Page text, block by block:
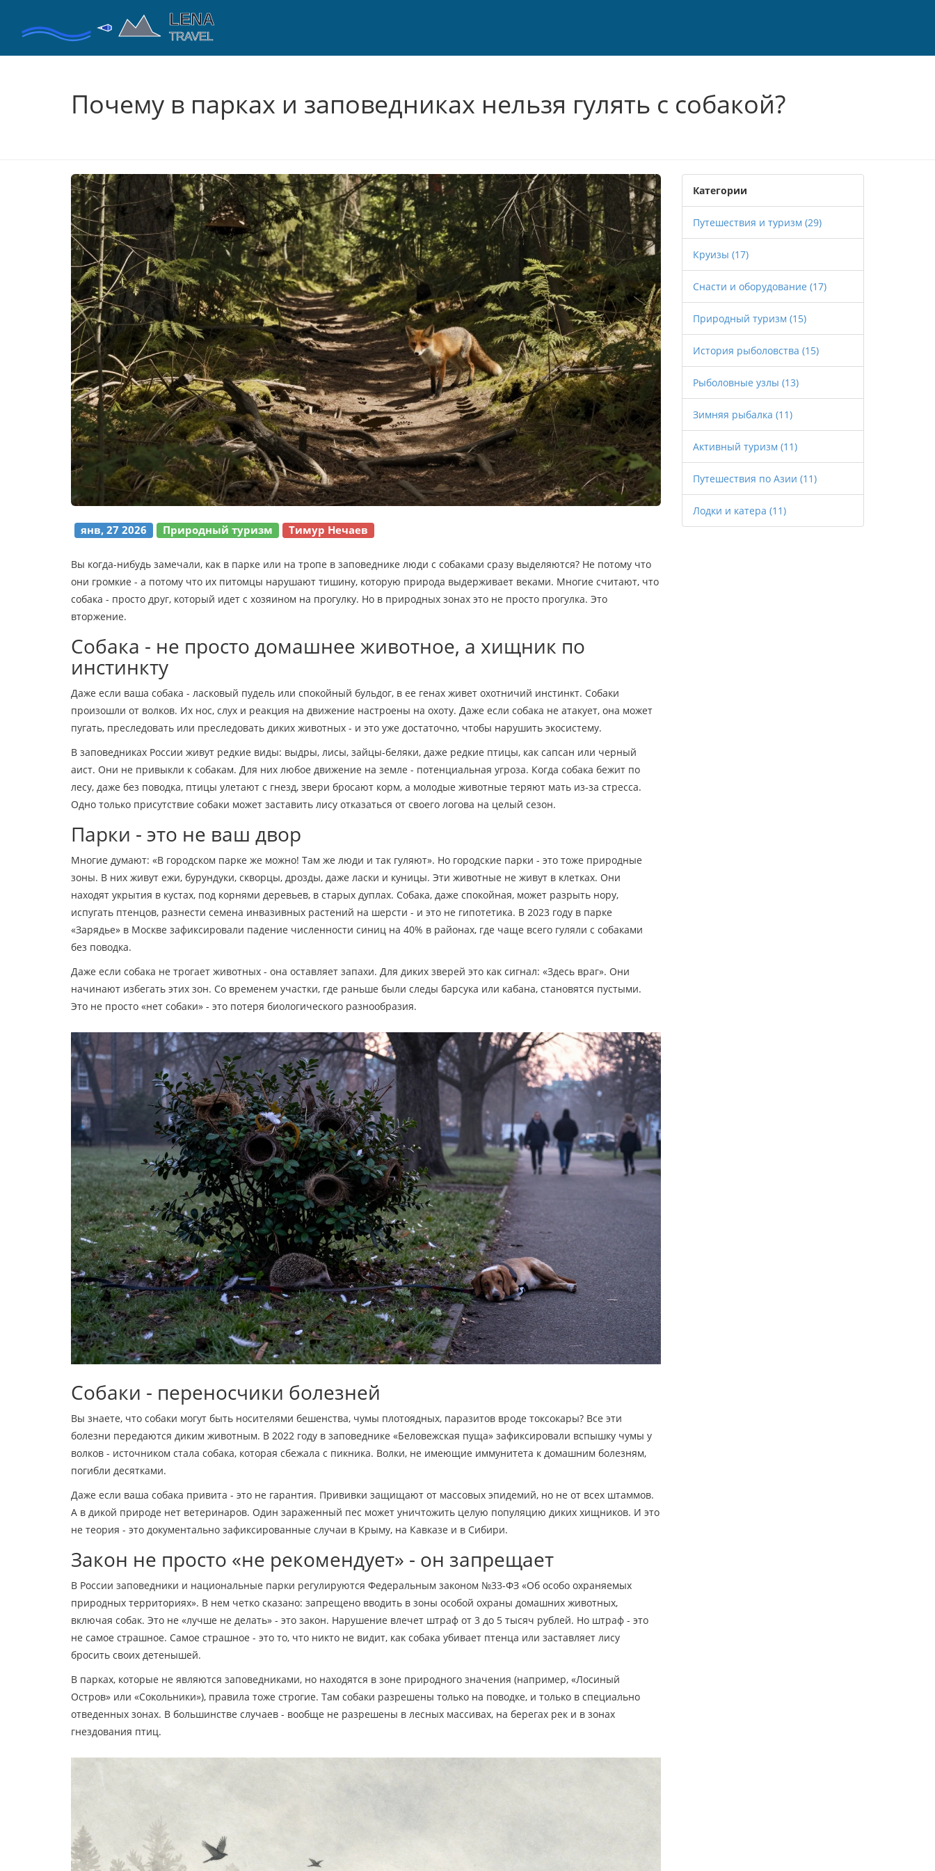
Почему в парках и заповедниках нельзя гулять с собакой?
янв, 27 2026 Природный туризм Тимур Нечаев
Вы когда-нибудь замечали, как в парке или на тропе в заповеднике люди с собаками сразу выделяются? Не потому что
они громкие - а потому что их питомцы нарушают тишину, которую природа выдерживает веками. Многие считают, что
собака - просто друг, который идет с хозяином на прогулку. Но в природных зонах это не просто прогулка. Это
вторжение.
Собака - не просто домашнее животное, а хищник по
инстинкту
Даже если ваша собака - ласковый пудель или спокойный бульдог, в ее генах живет охотничий инстинкт. Собаки
произошли от волков. Их нос, слух и реакция на движение настроены на охоту. Даже если собака не атакует, она может
пугать, преследовать или преследовать диких животных - и это уже достаточно, чтобы нарушить экосистему.
В заповедниках России живут редкие виды: выдры, лисы, зайцы-беляки, даже редкие птицы, как сапсан или черный
аист. Они не привыкли к собакам. Для них любое движение на земле - потенциальная угроза. Когда собака бежит по
лесу, даже без поводка, птицы улетают с гнезд, звери бросают корм, а молодые животные теряют мать из-за стресса.
Одно только присутствие собаки может заставить лису отказаться от своего логова на целый сезон.
Парки - это не ваш двор
Многие думают: «В городском парке же можно! Там же люди и так гуляют». Но городские парки - это тоже природные
зоны. В них живут ежи, бурундуки, скворцы, дрозды, даже ласки и куницы. Эти животные не живут в клетках. Они
находят укрытия в кустах, под корнями деревьев, в старых дуплах. Собака, даже спокойная, может разрыть нору,
испугать птенцов, разнести семена инвазивных растений на шерсти - и это не гипотетика. В 2023 году в парке
«Зарядье» в Москве зафиксировали падение численности синиц на 40% в районах, где чаще всего гуляли с собаками
без поводка.
Даже если собака не трогает животных - она оставляет запахи. Для диких зверей это как сигнал: «Здесь враг». Они
начинают избегать этих зон. Со временем участки, где раньше были следы барсука или кабана, становятся пустыми.
Это не просто «нет собаки» - это потеря биологического разнообразия.
Собаки - переносчики болезней
Вы знаете, что собаки могут быть носителями бешенства, чумы плотоядных, паразитов вроде токсокары? Все эти
болезни передаются диким животным. В 2022 году в заповеднике «Беловежская пуща» зафиксировали вспышку чумы у
волков - источником стала собака, которая сбежала с пикника. Волки, не имеющие иммунитета к домашним болезням,
погибли десятками.
Даже если ваша собака привита - это не гарантия. Прививки защищают от массовых эпидемий, но не от всех штаммов.
А в дикой природе нет ветеринаров. Один зараженный пес может уничтожить целую популяцию диких хищников. И это
не теория - это документально зафиксированные случаи в Крыму, на Кавказе и в Сибири.
Закон не просто «не рекомендует» - он запрещает
В России заповедники и национальные парки регулируются Федеральным законом №33-ФЗ «Об особо охраняемых
природных территориях». В нем четко сказано: запрещено вводить в зоны особой охраны домашних животных,
включая собак. Это не «лучше не делать» - это закон. Нарушение влечет штраф от 3 до 5 тысяч рублей. Но штраф - это
не самое страшное. Самое страшное - это то, что никто не видит, как собака убивает птенца или заставляет лису
бросить своих детенышей.
В парках, которые не являются заповедниками, но находятся в зоне природного значения (например, «Лосиный
Остров» или «Сокольники»), правила тоже строгие. Там собаки разрешены только на поводке, и только в специально
отведенных зонах. В большинстве случаев - вообще не разрешены в лесных массивах, на берегах рек и в зонах
гнездования птиц.
Категории
Путешествия и туризм (29)
Круизы (17)
Снасти и оборудование (17)
Природный туризм (15)
История рыболовства (15)
Рыболовные узлы (13)
Зимняя рыбалка (11)
Активный туризм (11)
Путешествия по Азии (11)
Лодки и катера (11)